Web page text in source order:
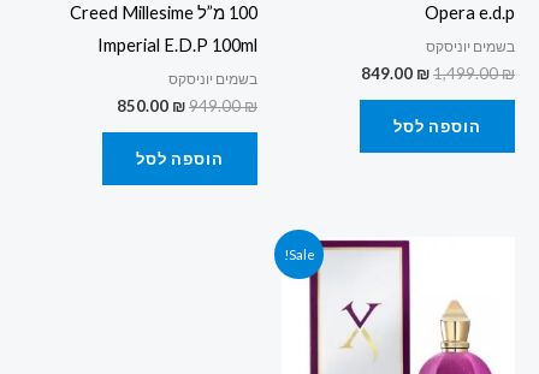
Opera e.d.p
בשמים יוניסקס
1,499.00₪
849.00 ₪
הוספה לסל
100 מ”ל Creed Millesime
Imperial E.D.P 100ml
בשמים יוניסקס
949.00₪
850.00 ₪
הוספה לסל
Sale!
המחיר
המחיר
650.00 ₪.